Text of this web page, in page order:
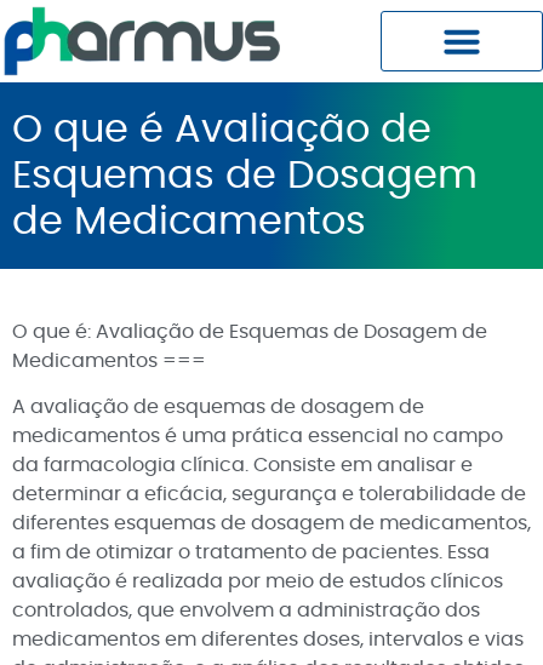
O que é Avaliação de
Esquemas de Dosagem
de Medicamentos
O que é: Avaliação de Esquemas de Dosagem de
Medicamentos ===
A avaliação de esquemas de dosagem de
medicamentos é uma prática essencial no campo
da farmacologia clínica. Consiste em analisar e
determinar a eficácia, segurança e tolerabilidade de
diferentes esquemas de dosagem de medicamentos,
a fim de otimizar o tratamento de pacientes. Essa
avaliação é realizada por meio de estudos clínicos
controlados, que envolvem a administração dos
medicamentos em diferentes doses, intervalos e vias